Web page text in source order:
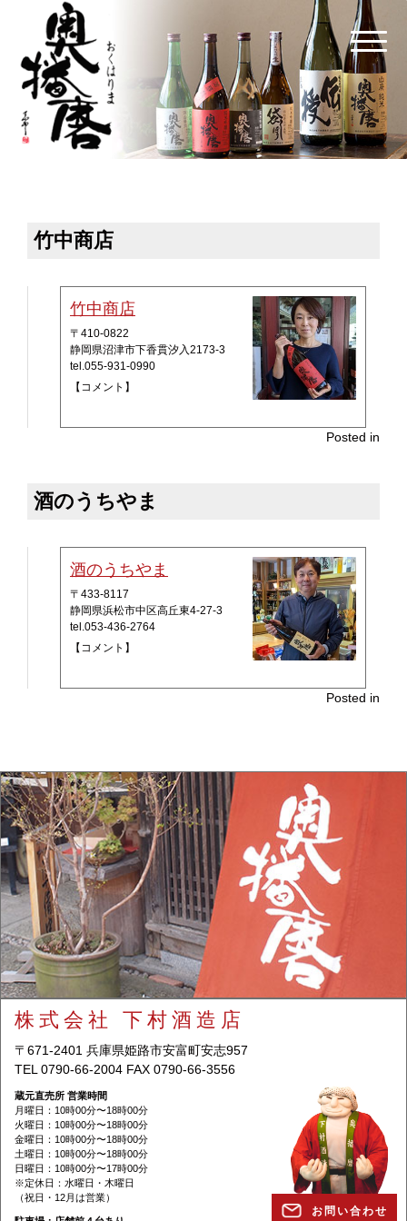
竹中商店
竹中商店
〒410-0822
静岡県沼津市下香貫汐入2173-3
tel.055-931-0990
【コメント】
Posted in
酒のうちやま
酒のうちやま
〒433-8117
静岡県浜松市中区高丘東4-27-3
tel.053-436-2764
【コメント】
Posted in
株式会社 下村酒造店
〒671-2401 兵庫県姫路市安富町安志957
TEL 0790-66-2004 FAX 0790-66-3556
蔵元直売所 営業時間
月曜日：10時00分〜18時00分
火曜日：10時00分〜18時00分
金曜日：10時00分〜18時00分
土曜日：10時00分〜18時00分
日曜日：10時00分〜17時00分
※定休日：水曜日・木曜日
（祝日・12月は営業）
お問い合わせ